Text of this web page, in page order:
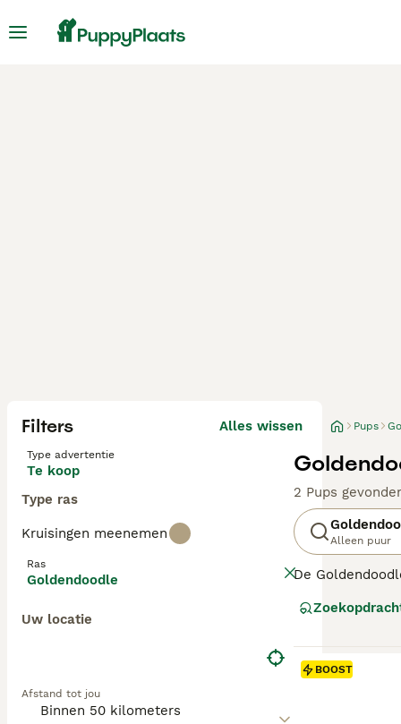
Filters Alles wissen
Type advertentie
Te koop
Type ras
Kruisingen meenemen
Ras
Goldendoodle
Uw locatie
Afstand tot jou
Pups
2 Pups
Alleen puur
De
sterk variëren
F1 Goldendoodles
ze vaker een
vachtstructuur,
BOOST